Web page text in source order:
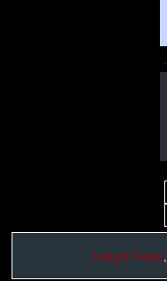
Twilight Fieber,